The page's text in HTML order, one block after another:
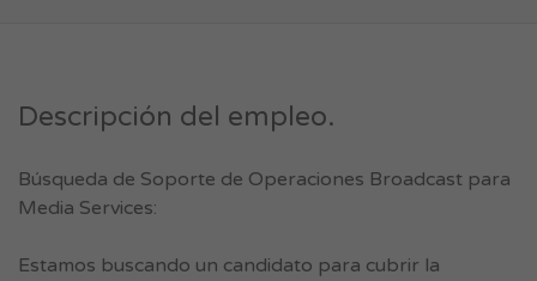
Descripción del empleo.
Búsqueda de Soporte de Operaciones Broadcast para
Media Services:
Estamos buscando un candidato para cubrir la